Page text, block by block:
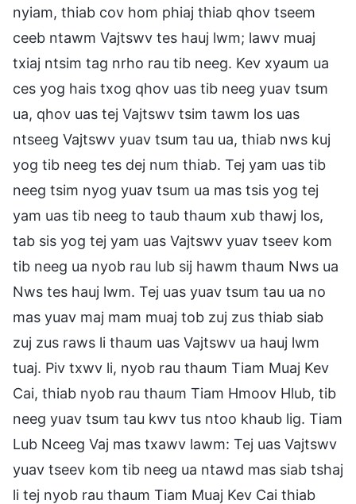
nyiam, thiab cov hom phiaj thiab qhov tseem
ceeb ntawm Vajtswv tes hauj lwm; lawv muaj
txiaj ntsim tag nrho rau tib neeg. Kev xyaum ua
ces yog hais txog qhov uas tib neeg yuav tsum
ua, qhov uas tej Vajtswv tsim tawm los uas
ntseeg Vajtswv yuav tsum tau ua, thiab nws kuj
yog tib neeg tes dej num thiab. Tej yam uas tib
neeg tsim nyog yuav tsum ua mas tsis yog tej
yam uas tib neeg to taub thaum xub thawj los,
tab sis yog tej yam uas Vajtswv yuav tseev kom
tib neeg ua nyob rau lub sij hawm thaum Nws ua
Nws tes hauj lwm. Tej uas yuav tsum tau ua no
mas yuav maj mam muaj tob zuj zus thiab siab
zuj zus raws li thaum uas Vajtswv ua hauj lwm
tuaj. Piv txwv li, nyob rau thaum Tiam Muaj Kev
Cai, thiab nyob rau thaum Tiam Hmoov Hlub, tib
neeg yuav tsum tau kwv tus ntoo khaub lig. Tiam
Lub Nceeg Vaj mas txawv lawm: Tej uas Vajtswv
yuav tseev kom tib neeg ua ntawd mas siab tshaj
li tej nyob rau thaum Tiam Muaj Kev Cai thiab